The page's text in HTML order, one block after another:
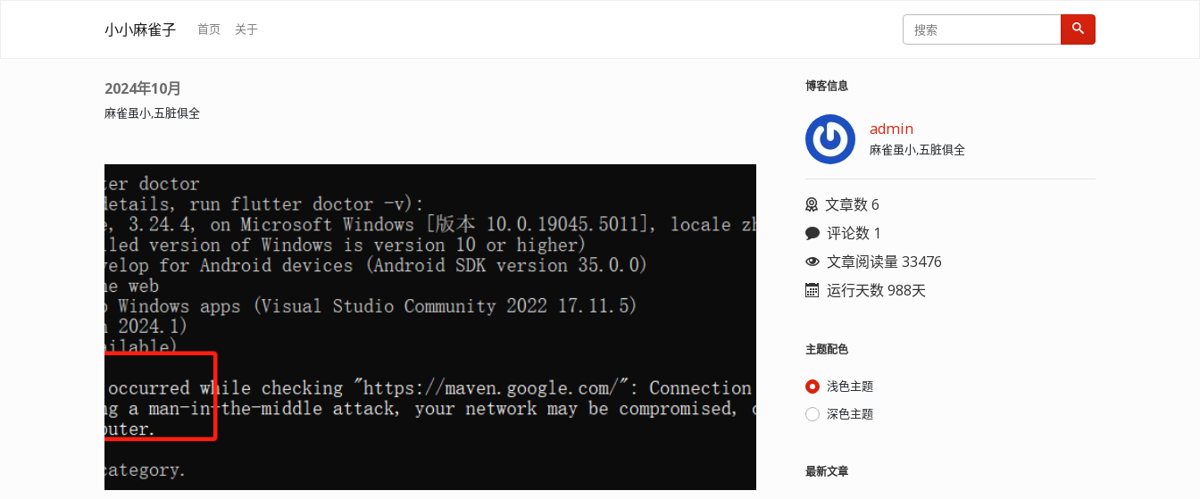
小小麻雀子 首页 关于
2024年10月
麻雀虽小,五脏俱全
博客信息
admin
麻雀虽小,五脏俱全
文章数 6
评论数 1
文章阅读量 33476
运行天数 988天
主题配色
浅色主题
深色主题
最新文章